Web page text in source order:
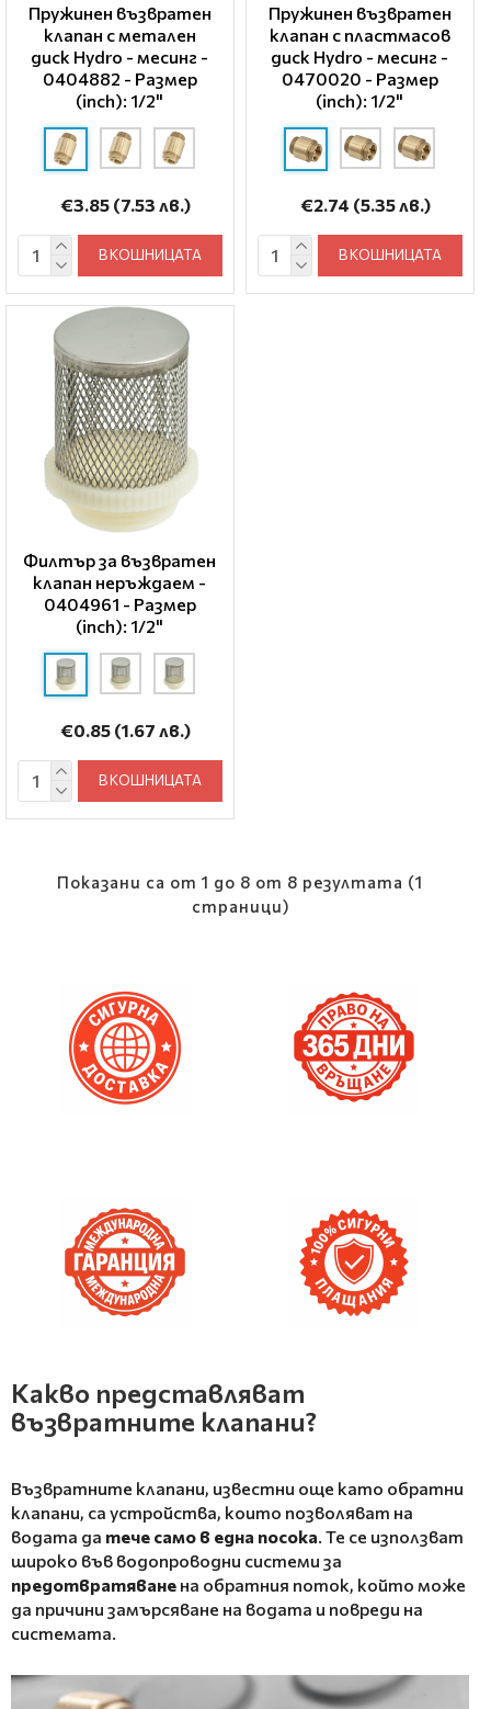
Пружинен възвратен
клапан с метален
диск Hydro - месинг -
0404882 - Размер
(inch): 1/2"
€3.85 (7.53 лв.)
В КОШНИЦАТА
Пружинен възвратен
клапан с пластмасов
диск Hydro - месинг -
0470020 - Размер
(inch): 1/2"
€2.74 (5.35 лв.)
В КОШНИЦАТА
Филтър за възвратен
клапан неръждаем -
0404961 - Размер
(inch): 1/2"
€0.85 (1.67 лв.)
В КОШНИЦАТА
Показани са от 1 до 8 от 8 резултата (1
страници)
Какво представляват
възвратните клапани?
Възвратните клапани, известни още като обратни
клапани, са устройства, които позволяват на
водата да тече само в една посока. Те се използват
широко във водопроводни системи за
предотвратяване на обратния поток, който може
да причини замърсяване на водата и повреди на
системата.